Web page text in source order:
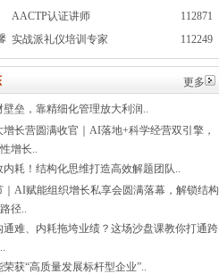
AACTP认证讲师
112871
实战派礼仪培训专家 112249
更多
壁垒，靠精细化管理放大利润..
增长营圆满收官｜AI落地+科学经营双引擎，
增长..
内耗！结构化思维打造高效解题团队..
｜AI赋能组织增长私享会圆满落幕，解锁结构
径..
通难、内耗拖垮业绩？这场沙盘课教你打通跨
获“高质量发展标杆型企业”..